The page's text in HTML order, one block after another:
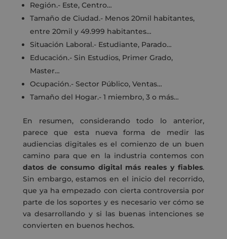
Región.- Este, Centro…
Tamaño de Ciudad.- Menos 20mil habitantes,
entre 20mil y 49.999 habitantes…
Situación Laboral.- Estudiante, Parado…
Educación.- Sin Estudios, Primer Grado,
Master…
Ocupación.- Sector Público, Ventas…
Tamaño del Hogar.- 1 miembro, 3 o más…
En resumen, considerando todo lo anterior,
parece que esta nueva forma de medir las
audiencias digitales es el comienzo de un buen
camino para que en la industria contemos con
datos de consumo digital más reales y fiables.
Sin embargo, estamos en el inicio del recorrido,
que ya ha empezado con cierta controversia por
parte de los soportes y es necesario ver cómo se
va desarrollando y si las buenas intenciones se
convierten en buenos hechos.